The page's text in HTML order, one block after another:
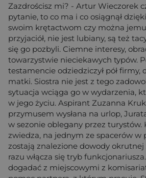
Zazdrościsz mi? - Artur Wieczorek
pytanie, to co ma i co osiągnął
swoim krętactwom czy można
przyjaciół, nie jest lubiany, są też
się go pozbyli. Ciemne interesy,
towarzystwie nieciekawych typów.
testamencie odziedziczył pół
matki. Siostra nie jest z tego
sytuacja wciąga go w wydarzenia,
w jego życiu. Aspirant Zuzanna
przymusem wysłana na urlop,
w sezonie oblegany przez turystów.
zwiedza, na jednym ze spacerów w
zostają znalezione dowody
razu włącza się tryb
dogadać z miejscowymi z